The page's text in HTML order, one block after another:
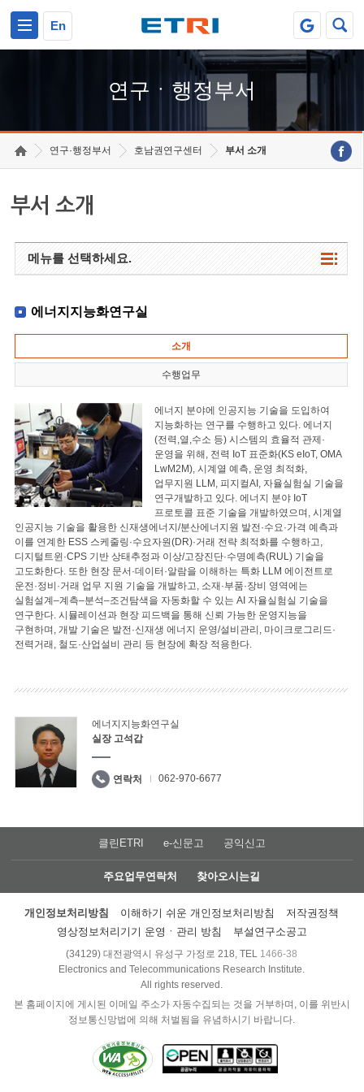
En
연구ㆍ행정부서
연구·행정부서 호남권연구센터 부서 소개
부서 소개
메뉴를 선택하세요.
에너지지능화연구실
소개
수행업무
에너지 분야에 인공지능 기술을 도입하여
지능화하는 연구를 수행하고 있다. 에너지
(전력,열,수소 등) 시스템의 효율적 관제·
운영을 위해, 전력 IoT 표준화(KS eIoT, OMA
LwM2M), 시계열 예측, 운영 최적화,
업무지원 LLM, 피지컬AI, 자율실험실 기술을
연구개발하고 있다. 에너지 분야 IoT
프로토콜 표준 기술을 개발하였으며, 시계열
인공지능 기술을 활용한 신재생에너지/분산에너지원 발전·수요·가격 예측과
이를 연계한 ESS 스케줄링·수요자원(DR)·거래 전략 최적화를 수행하고,
디지털트윈·CPS 기반 상태추정과 이상/고장진단·수명예측(RUL) 기술을
고도화한다. 또한 현장 문서·데이터·알람을 이해하는 특화 LLM 에이전트로
운전·정비·거래 업무 지원 기술을 개발하고, 소재·부품·장비 영역에는
실험설계–계측–분석–조건탐색을 자동화할 수 있는 AI 자율실험실 기술을
연구한다. 시뮬레이션과 현장 피드백을 통해 신뢰 가능한 운영지능을
구현하며, 개발 기술은 발전·신재생 에너지 운영/설비관리, 마이크로그리드·
전력거래, 철도·산업설비 관리 등 현장에 확장 적용한다.
에너지지능화연구실
실장 고석갑
연락처 062-970-6677
클린ETRI e-신문고 공익신고
주요업무연락처 찾아오시는길
개인정보처리방침 이해하기 쉬운 개인정보처리방침
저작권정책
영상정보처리기기 운영ㆍ관리 방침
부설연구소공고
(34129) 대전광역시 유성구 가정로 218, TEL 1466-38
Electronics and Telecommunications Research Institute.
All rights reserved.
본 홈페이지에 게시된 이메일 주소가 자동수집되는 것을 거부하며, 이를 위반시
정보통신망법에 의해 처벌됨을 유념하시기 바랍니다.